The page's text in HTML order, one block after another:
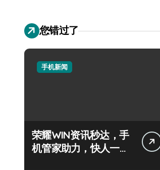
您错过了
手机新闻
荣耀WIN资讯秒达，手
机管家助力，快人一步